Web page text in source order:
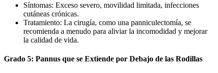
Síntomas: Exceso severo, movilidad limitada, infecciones
cutáneas crónicas.
Tratamiento: La cirugía, como una panniculectomía, se
recomienda a menudo para aliviar la incomodidad y mejorar
la calidad de vida.
Grado 5: Pannus que se Extiende por Debajo de las Rodillas